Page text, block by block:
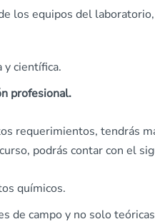
los equipos del
y científica.
profesional.
requerimientos, tendrás
podrás contar con el
químicos.
de campo y no solo